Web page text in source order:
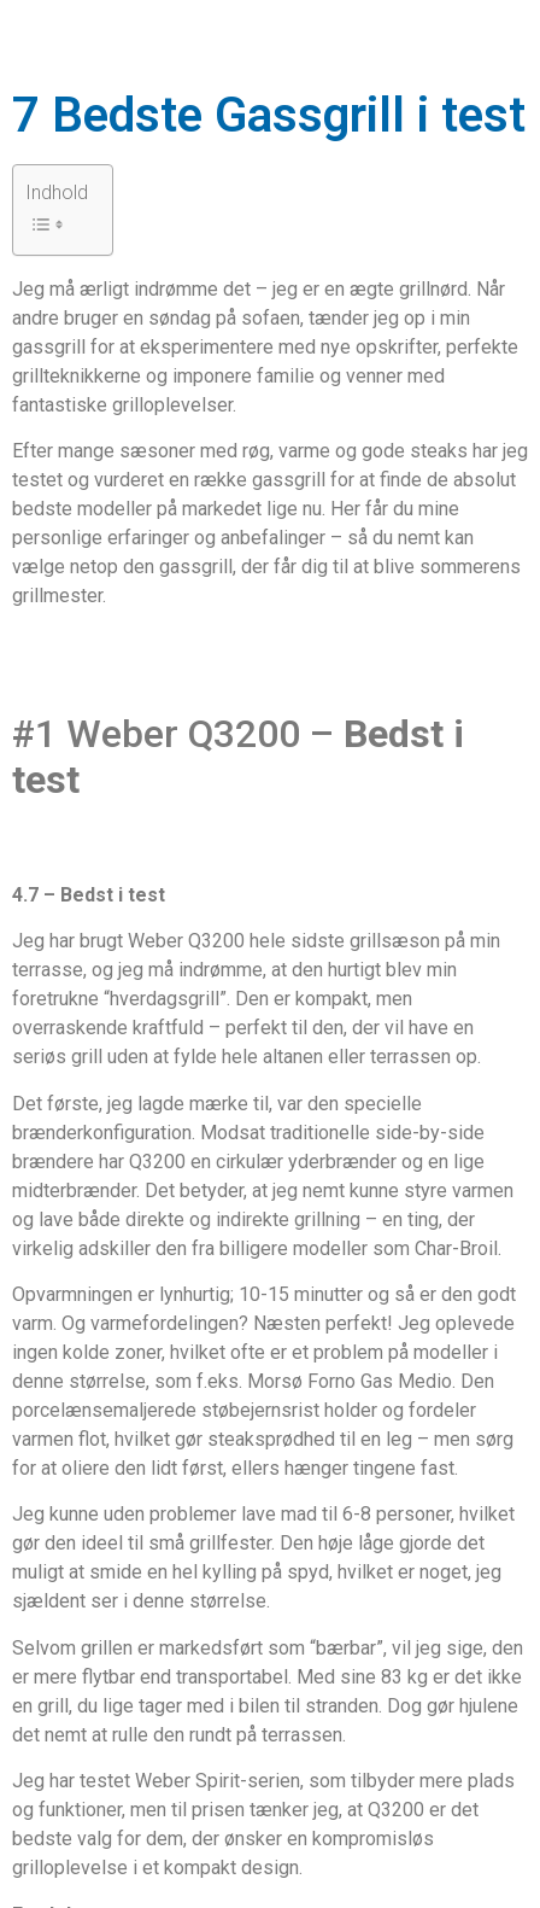
7 Bedste Gassgrill i test
Indhold
Jeg må ærligt indrømme det – jeg er en ægte grillnørd. Når
andre bruger en søndag på sofaen, tænder jeg op i min
gassgrill for at eksperimentere med nye opskrifter, perfekte
grillteknikkerne og imponere familie og venner med
fantastiske grilloplevelser.
Efter mange sæsoner med røg, varme og gode steaks har jeg
testet og vurderet en række gassgrill for at finde de absolut
bedste modeller på markedet lige nu. Her får du mine
personlige erfaringer og anbefalinger – så du nemt kan
vælge netop den gassgrill, der får dig til at blive sommerens
grillmester.
#1 Weber Q3200 – Bedst i
test
4.7 – Bedst i test
Jeg har brugt Weber Q3200 hele sidste grillsæson på min
terrasse, og jeg må indrømme, at den hurtigt blev min
foretrukne “hverdagsgrill”. Den er kompakt, men
overraskende kraftfuld – perfekt til den, der vil have en
seriøs grill uden at fylde hele altanen eller terrassen op.
Det første, jeg lagde mærke til, var den specielle
brænderkonfiguration. Modsat traditionelle side-by-side
brændere har Q3200 en cirkulær yderbrænder og en lige
midterbrænder. Det betyder, at jeg nemt kunne styre varmen
og lave både direkte og indirekte grillning – en ting, der
virkelig adskiller den fra billigere modeller som Char-Broil.
Opvarmningen er lynhurtig; 10-15 minutter og så er den godt
varm. Og varmefordelingen? Næsten perfekt! Jeg oplevede
ingen kolde zoner, hvilket ofte er et problem på modeller i
denne størrelse, som f.eks. Morsø Forno Gas Medio. Den
porcelænsemaljerede støbejernsrist holder og fordeler
varmen flot, hvilket gør steaksprødhed til en leg – men sørg
for at oliere den lidt først, ellers hænger tingene fast.
Jeg kunne uden problemer lave mad til 6-8 personer, hvilket
gør den ideel til små grillfester. Den høje låge gjorde det
muligt at smide en hel kylling på spyd, hvilket er noget, jeg
sjældent ser i denne størrelse.
Selvom grillen er markedsført som “bærbar”, vil jeg sige, den
er mere flytbar end transportabel. Med sine 83 kg er det ikke
en grill, du lige tager med i bilen til stranden. Dog gør hjulene
det nemt at rulle den rundt på terrassen.
Jeg har testet Weber Spirit-serien, som tilbyder mere plads
og funktioner, men til prisen tænker jeg, at Q3200 er det
bedste valg for dem, der ønsker en kompromisløs
grilloplevelse i et kompakt design.